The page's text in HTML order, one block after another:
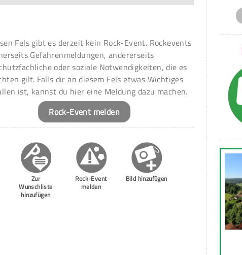
Fels gibt es derzeit kein Rock-Event. Rockevents
Gefahrenmeldungen, andererseits
oder soziale Notwendigkeiten, die es
gilt. Falls dir an diesem Fels etwas Wichtiges
ist, kannst du hier eine Meldung dazu machen.
Rock-Event melden
Zur
Wunschliste
hinzufügen
Rock-Event
melden
Bild hinzufügen